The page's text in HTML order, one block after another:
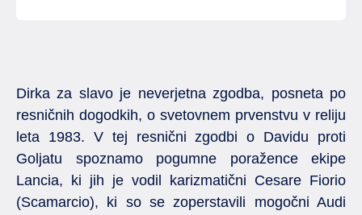
Dirka za slavo je neverjetna zgodba, posneta po
resničnih dogodkih, o svetovnem prvenstvu v reliju
leta 1983. V tej resnični zgodbi o Davidu proti
Goljatu spoznamo pogumne poražence ekipe
Lancia, ki jih je vodil karizmatični Cesare Fiorio
(Scamarcio), ki so se zoperstavili mogočni Audi